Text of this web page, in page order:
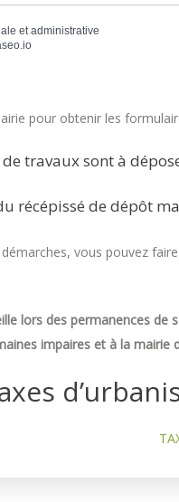
et administrative
pour obtenir les
travaux sont à
récépissé de dépôt
vous pouvez
lors des permanences de
impaires et à la mairie